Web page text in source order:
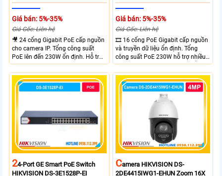
Giá bán: 5%-35%
Giá Gốc: Liên hệ
🎥 24 cổng Gigabit PoE cấp nguồn
cho camera IP. Tổng công suất
PoE lên đến 230W ổn định. Hỗ trợ
truyền PoE xa đến 300 mét. Băng
thông chuyển mạch đạt 68 Gbps
mạnh mẽ.
Giá bán: 5%-35%
Giá Gốc: Liên hệ
🎞 16 cổng PoE Gigabit cấp nguồn
và truyền dữ liệu ổn định. Tổng
công suất PoE 230W hỗ trợ nhiều
thiết bị cùng lúc. Tốc độ chuyển
mạch 68Gbps đảm bảo hiệu suất
cao ổn định. Hỗ trợ truyền PoE xa
lên đến 300m cho hệ thống
24-Port GE Smart PoE Switch
HIKVISION DS-3E1528P-EI
CAmera HIKVISION DS-
2DE4415IWG1-EHUN Zoom 16X